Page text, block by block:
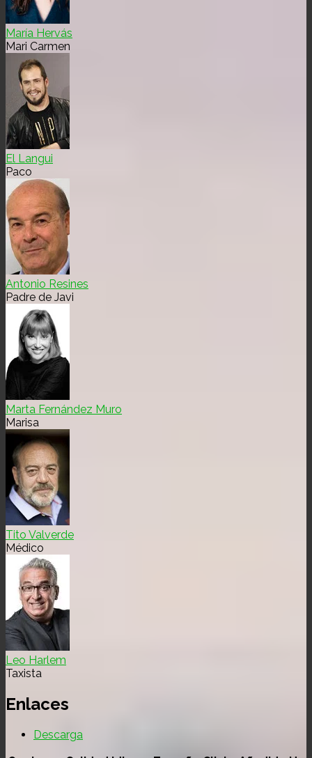
María Hervás
Mari Carmen
El Langui
Paco
Antonio Resines
Padre de Javi
Marta Fernández Muro
Marisa
Tito Valverde
Médico
Leo Harlem
Taxista
Enlaces
Descarga